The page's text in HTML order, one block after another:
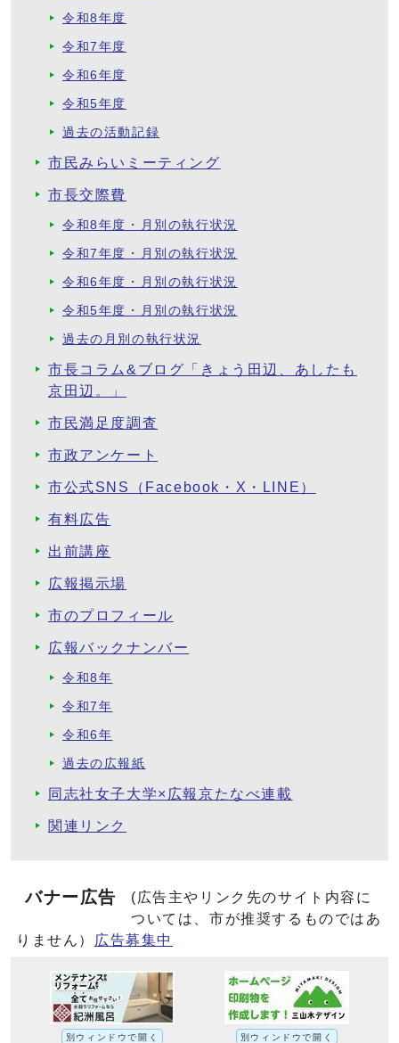
令和8年度
令和7年度
令和6年度
令和5年度
過去の活動記録
市民みらいミーティング
市長交際費
令和8年度・月別の執行状況
令和7年度・月別の執行状況
令和6年度・月別の執行状況
令和5年度・月別の執行状況
過去の月別の執行状況
市長コラム&ブログ「きょう田辺、あしたも
京田辺。」
市民満足度調査
市政アンケート
市公式SNS（Facebook・X・LINE）
有料広告
出前講座
広報掲示場
市のプロフィール
広報バックナンバー
令和8年
令和7年
令和6年
過去の広報紙
同志社女子大学×広報京たなべ連載
関連リンク
バナー広告
(広告主やリンク先のサイト内容に
ついては、市が推奨するものではあ
りません）
広告募集中
別ウィンドウで開く 別ウィンドウで開く